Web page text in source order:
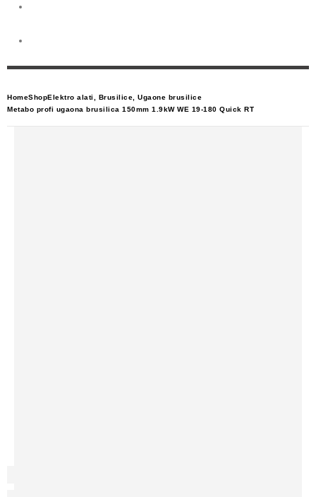
HomeShopElektro alati Brusilice
Ugaone brusilice
Metabo profi ugaona brusilica 150mm 1.9kW WE 19-180 Quick RT